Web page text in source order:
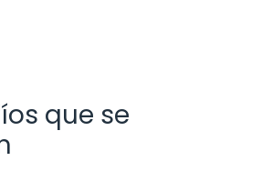
que se